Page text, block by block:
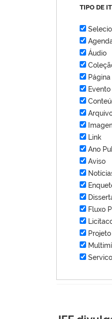
TIPO DE
Áudio
Página
Evento
Link
Ano
Aviso
Fluxo